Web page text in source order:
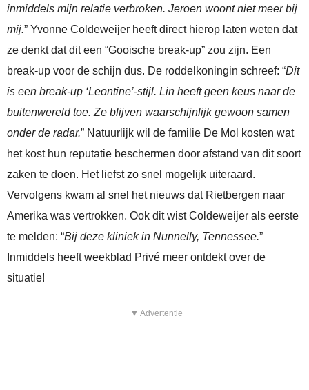
inmiddels mijn relatie verbroken. Jeroen woont niet meer bij
mij.” Yvonne Coldeweijer heeft direct hierop laten weten dat
ze denkt dat dit een “Gooische break-up” zou zijn. Een
break-up voor de schijn dus. De roddelkoningin schreef: “Dit
is een break-up ‘Leontine’-stijl. Lin heeft geen keus naar de
buitenwereld toe. Ze blijven waarschijnlijk gewoon samen
onder de radar.” Natuurlijk wil de familie De Mol kosten wat
het kost hun reputatie beschermen door afstand van dit soort
zaken te doen. Het liefst zo snel mogelijk uiteraard.
Vervolgens kwam al snel het nieuws dat Rietbergen naar
Amerika was vertrokken. Ook dit wist Coldeweijer als eerste
te melden: “Bij deze kliniek in Nunnelly, Tennessee.”
Inmiddels heeft weekblad Privé meer ontdekt over de
situatie!
▼ Advertentie